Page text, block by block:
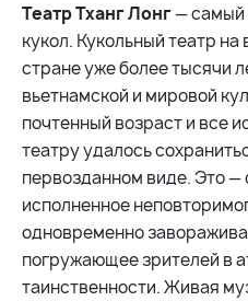
Театр Тханг Лонг— самый
кукол. Кукольный театр
стране уже более тысячи
вьетнамской и мировой
почтенный возраст и все
театру удалось
первозданном виде. Это —
исполненное
одновременно
погружающее зрителей в
таинственности. Живая